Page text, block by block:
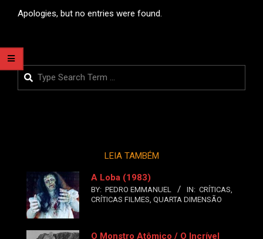
Apologies, but no entries were found.
Search
LEIA TAMBÉM
A Loba (1983)
BY: PEDRO EMMANUEL IN: CRÍTICAS,
CRÍTICAS FILMES, QUARTA DIMENSÃO
O Monstro Atômico / O Incrível